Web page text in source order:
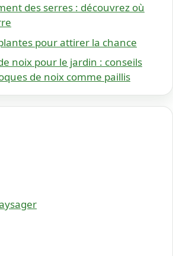
des serres : découvrez où
pour attirer la chance
noix pour le jardin : conseils
de noix comme paillis